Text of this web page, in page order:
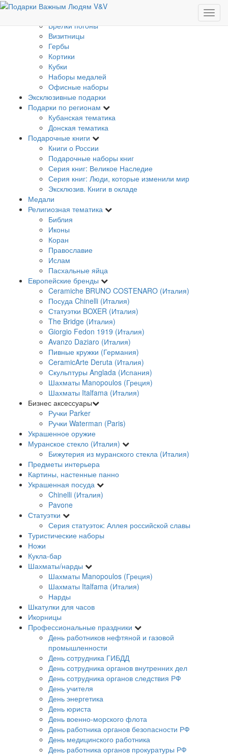
Изделия с Государственной символикой
Брелки погоны
Визитницы
Гербы
Кортики
Кубки
Наборы медалей
Офисные наборы
Эксклюзивные подарки
Подарки по регионам
Кубанская тематика
Донская тематика
Подарочные книги
Книги о России
Подарочные наборы книг
Серия книг: Великое Наследие
Серия книг: Люди, которые изменили мир
Эксклюзив. Книги в окладе
Медали
Религиозная тематика
Библия
Иконы
Коран
Православие
Ислам
Пасхальные яйца
Европейские бренды
Ceramiche BRUNO COSTENARO (Италия)
Посуда Chinelli (Италия)
Статуэтки BOXER (Италия)
The Bridge (Италия)
Giorgio Fedon 1919 (Италия)
Avanzo Daziaro (Италия)
Пивные кружки (Германия)
CeramicArte Deruta (Италия)
Скульптуры Anglada (Испания)
Шахматы Manopoulos (Греция)
Шахматы Italfama (Италия)
Бизнес аксессуары
Ручки Parker
Ручки Waterman (Paris)
Украшенное оружие
Муранское стекло (Италия)
Бижутерия из муранского стекла (Италия)
Предметы интерьера
Картины, настенные панно
Украшенная посуда
Chinelli (Италия)
Pavone
Статуэтки
Серия статуэток: Аллея российской славы
Туристические наборы
Ножи
Кукла-бар
Шахматы/нарды
Шахматы Manopoulos (Греция)
Шахматы Italfama (Италия)
Нарды
Шкатулки для часов
Икорницы
Профессиональные праздники
День работников нефтяной и газовой
промышленности
День сотрудника ГИБДД
День сотрудника органов внутренних дел
День сотрудника органов следствия РФ
День учителя
День энергетика
День юриста
День военно-морского флота
День работника органов безопасности РФ
День медицинского работника
День работника органов прокуратуры РФ